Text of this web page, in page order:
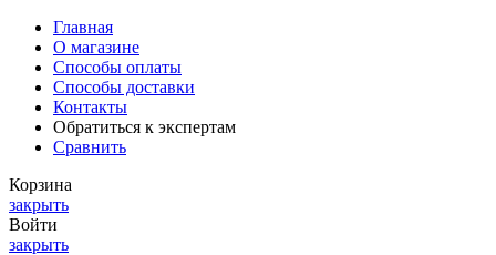
Главная
О магазине
Способы оплаты
Способы доставки
Контакты
Обратиться к экспертам
Сравнить
Корзина
закрыть
Войти
закрыть